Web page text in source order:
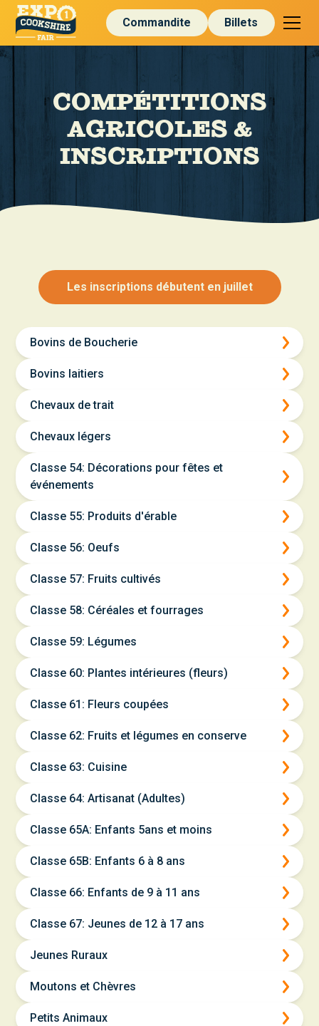
Commandite Billets
COMPÉTITIONS
AGRICOLES &
INSCRIPTIONS
Les inscriptions débutent en juillet
Bovins de Boucherie
Bovins laitiers
Chevaux de trait
Chevaux légers
Classe 54: Décorations pour fêtes et
événements
Classe 55: Produits d'érable
Classe 56: Oeufs
Classe 57: Fruits cultivés
Classe 58: Céréales et fourrages
Classe 59: Légumes
Classe 60: Plantes intérieures (fleurs)
Classe 61: Fleurs coupées
Classe 62: Fruits et légumes en conserve
Classe 63: Cuisine
Classe 64: Artisanat (Adultes)
Classe 65A: Enfants 5ans et moins
Classe 65B: Enfants 6 à 8 ans
Classe 66: Enfants de 9 à 11 ans
Classe 67: Jeunes de 12 à 17 ans
Jeunes Ruraux
Moutons et Chèvres
Petits Animaux